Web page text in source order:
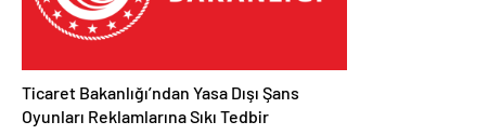
Ticaret Bakanlığı’ndan Yasa Dışı Şans
Oyunları Reklamlarına Sıkı Tedbir